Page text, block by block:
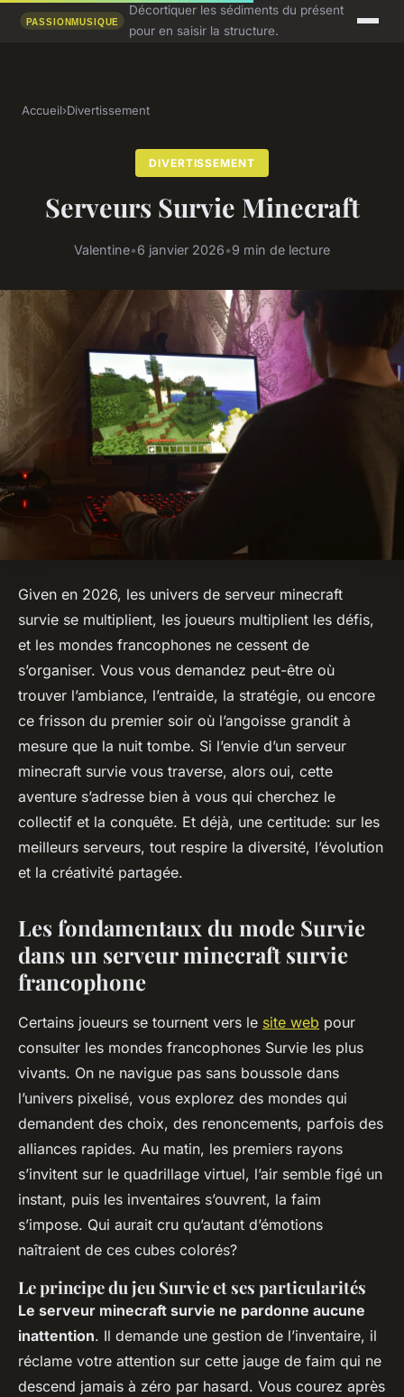
Décortiquer les sédiments du présent
pour en saisir la structure.
Accueil›Divertissement
DIVERTISSEMENT
Serveurs Survie Minecraft
Valentine•6 janvier 2026•9 min de lecture
Given en 2026, les univers de serveur minecraft
survie se multiplient, les joueurs multiplient les défis,
et les mondes francophones ne cessent de
s’organiser. Vous vous demandez peut-être où
trouver l’ambiance, l’entraide, la stratégie, ou encore
ce frisson du premier soir où l’angoisse grandit à
mesure que la nuit tombe. Si l’envie d’un serveur
minecraft survie vous traverse, alors oui, cette
aventure s’adresse bien à vous qui cherchez le
collectif et la conquête. Et déjà, une certitude: sur les
meilleurs serveurs, tout respire la diversité, l’évolution
et la créativité partagée.
Les fondamentaux du mode Survie
dans un serveur minecraft survie
francophone
Certains joueurs se tournent vers le site web pour
consulter les mondes francophones Survie les plus
vivants. On ne navigue pas sans boussole dans
l’univers pixelisé, vous explorez des mondes qui
demandent des choix, des renoncements, parfois des
alliances rapides. Au matin, les premiers rayons
s’invitent sur le quadrillage virtuel, l’air semble figé un
instant, puis les inventaires s’ouvrent, la faim
s’impose. Qui aurait cru qu’autant d’émotions
naîtraient de ces cubes colorés?
Le principe du jeu Survie et ses particularités
Le serveur minecraft survie ne pardonne aucune
inattention. Il demande une gestion de l’inventaire, il
réclame votre attention sur cette jauge de faim qui ne
descend jamais à zéro par hasard. Vous courez après